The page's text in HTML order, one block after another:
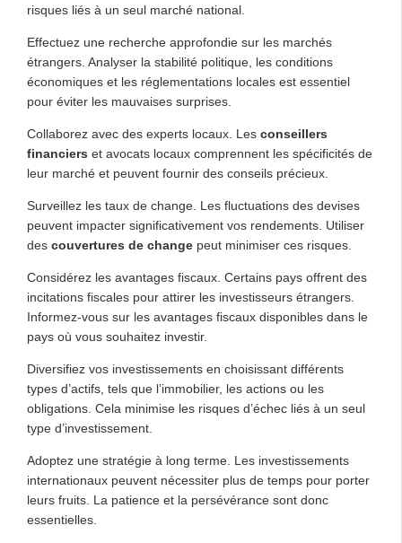
risques liés à un seul marché national.
Effectuez une recherche approfondie sur les marchés
étrangers. Analyser la stabilité politique, les conditions
économiques et les réglementations locales est essentiel
pour éviter les mauvaises surprises.
Collaborez avec des experts locaux. Les conseillers
financiers et avocats locaux comprennent les spécificités de
leur marché et peuvent fournir des conseils précieux.
Surveillez les taux de change. Les fluctuations des devises
peuvent impacter significativement vos rendements. Utiliser
des couvertures de change peut minimiser ces risques.
Considérez les avantages fiscaux. Certains pays offrent des
incitations fiscales pour attirer les investisseurs étrangers.
Informez-vous sur les avantages fiscaux disponibles dans le
pays où vous souhaitez investir.
Diversifiez vos investissements en choisissant différents
types d’actifs, tels que l’immobilier, les actions ou les
obligations. Cela minimise les risques d’échec liés à un seul
type d’investissement.
Adoptez une stratégie à long terme. Les investissements
internationaux peuvent nécessiter plus de temps pour porter
leurs fruits. La patience et la persévérance sont donc
essentielles.